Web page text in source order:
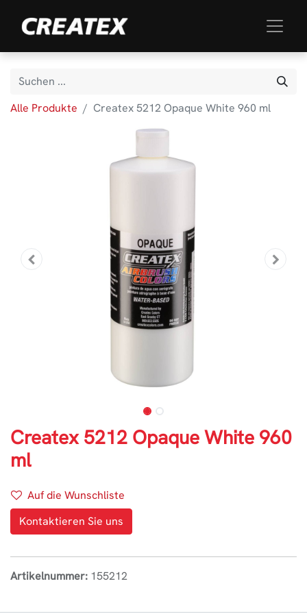
Alle Produkte Createx 5212 Opaque White 960 ml
Createx 5212 Opaque White 960
ml
Auf die Wunschliste
Kontaktieren Sie uns
Artikelnummer: 155212